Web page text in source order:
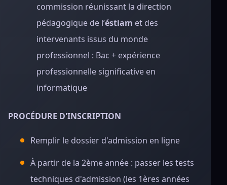
commission réunissant la direction
pédagogique de l’éstiam et des
intervenants issus du monde
professionnel : Bac + expérience
professionnelle significative en
informatique
PROCÉDURE D'INSCRIPTION
Remplir le dossier d'admission en ligne
À partir de la 2ème année : passer les tests
techniques d'admission (les 1ères années